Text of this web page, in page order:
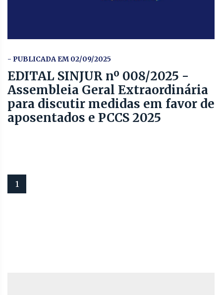
- PUBLICADA EM 02/09/2025
EDITAL SINJUR nº 008/2025 -
Assembleia Geral Extraordinária
para discutir medidas em favor de
aposentados e PCCS 2025
1